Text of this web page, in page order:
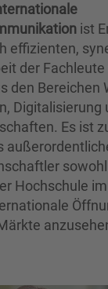
ist
effizienten,
der
den Bereichen
Digitalisierung
Es ist
Hochschule